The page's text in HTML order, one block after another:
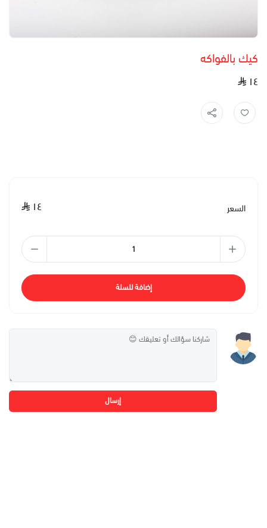
كيك بالفواكه
١٤
السعر ١٤
إضافة للسلة
إرسال